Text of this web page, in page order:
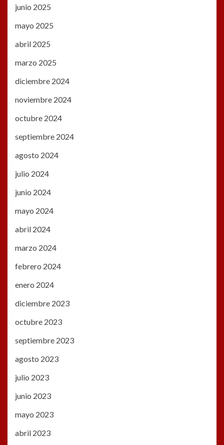
junio 2025
mayo 2025
abril 2025
marzo 2025
diciembre 2024
noviembre 2024
octubre 2024
septiembre 2024
agosto 2024
julio 2024
junio 2024
mayo 2024
abril 2024
marzo 2024
febrero 2024
enero 2024
diciembre 2023
octubre 2023
septiembre 2023
agosto 2023
julio 2023
junio 2023
mayo 2023
abril 2023